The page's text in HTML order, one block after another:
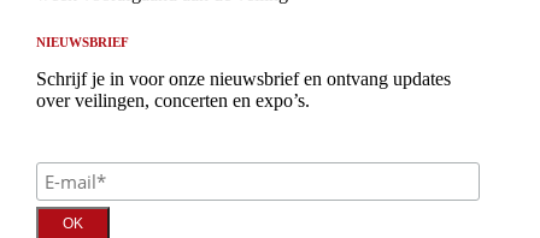
NIEUWSBRIEF
Schrijf je in voor onze nieuwsbrief en ontvang updates
over veilingen, concerten en expo’s.